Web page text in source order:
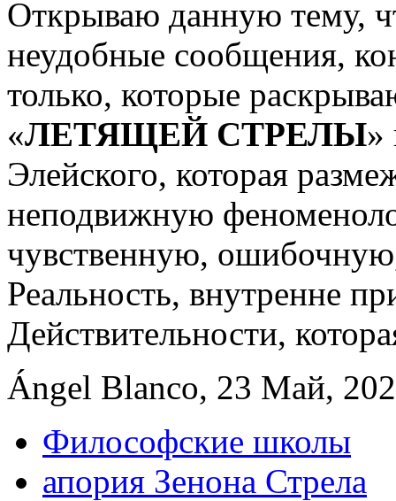
Открываю данную тему,
неудобные сообщения,
только, которые
«ЛЕТЯЩЕЙ СТРЕЛЫ»
Элейского, которая
неподвижную
чувственную,
Реальность, внутренне
Действительности,
Ángel Blanco, 23 Май,
Философские школы
апория Зенона Стрела